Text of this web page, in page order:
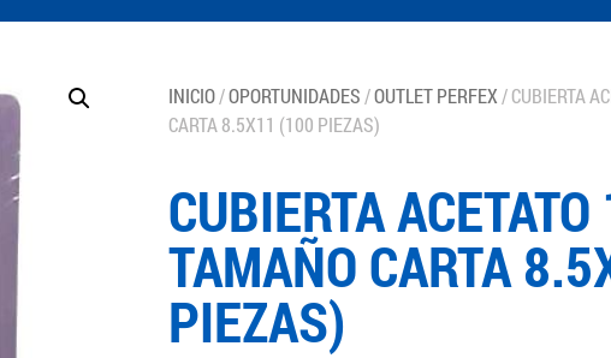
INICIO/OPORTUNIDADES /OUTLET PERFEX / CUBIERTA
CARTA 8.5X11 (100 PIEZAS)
CUBIERTA
TAMAÑO CARTA
PIEZAS)